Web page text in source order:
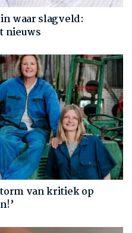
waar slagveld:
nieuws
van kritiek op